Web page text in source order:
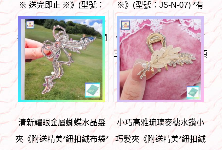
※ 送完即止 ※》(型號：
JS-N-05)【 ※長期優惠 9
折, 第二件 85折, 第三件開
始一律8折※ 《包順豐運
費》】
HK$98
※》(型號：JS-N-07) *有
短片實物介紹* 【 ※長期
優惠 9折, 第二件 85折, 第
三件開始一律8折※ 《包順
豐運費》】
HK$88
清新耀眼金屬蝴蝶水晶髮
夾《附送精美*紐扣絨布袋*
小巧高雅琉璃麥穗水鑽小
巧髮夾《附送精美*紐扣絨